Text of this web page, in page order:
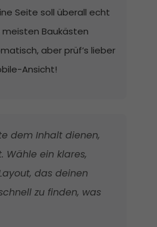
Seite soll überall echt
Baukästen
aber prüf’s lieber
Ansicht!
dem Inhalt dienen,
Wähle ein klares,
das deinen
zu finden, was